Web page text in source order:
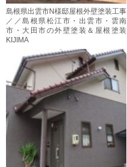
島根県出雲市N様邸屋根外壁塗装工事
／／島根県松江市・出雲市・雲南
市・大田市の外壁塗装＆屋根塗装
KIJIMA